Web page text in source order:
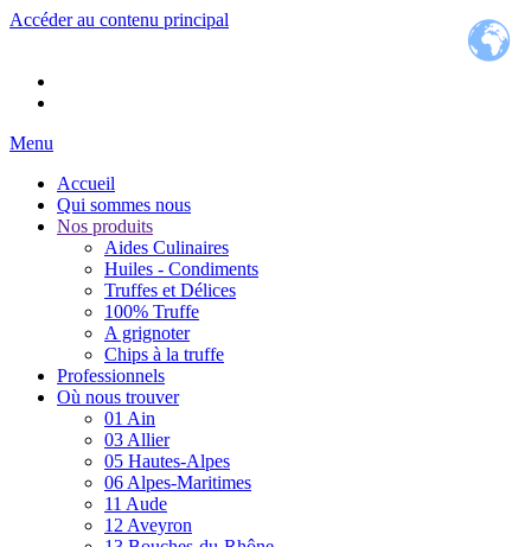
Accéder au contenu principal
Menu
Accueil
Qui sommes nous
Nos produits
Aides Culinaires
Huiles - Condiments
Truffes et Délices
100% Truffe
A grignoter
Chips à la truffe
Professionnels
Où nous trouver
01 Ain
03 Allier
05 Hautes-Alpes
06 Alpes-Maritimes
11 Aude
12 Aveyron